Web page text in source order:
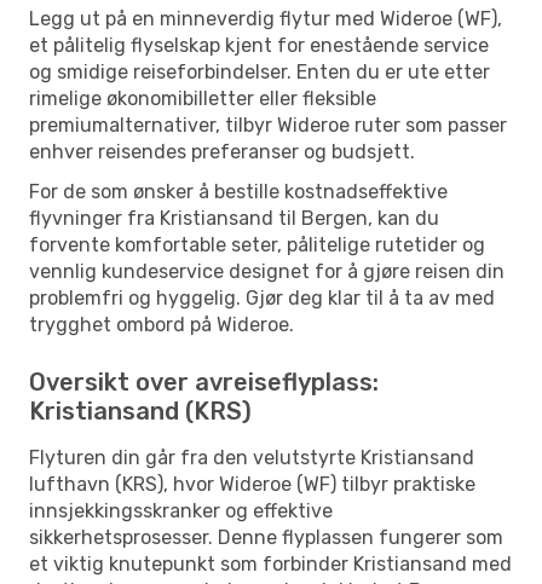
Legg ut på en minneverdig flytur med Wideroe (WF),
et pålitelig flyselskap kjent for enestående service
og smidige reiseforbindelser. Enten du er ute etter
rimelige økonomibilletter eller fleksible
premiumalternativer, tilbyr Wideroe ruter som passer
enhver reisendes preferanser og budsjett.
For de som ønsker å bestille kostnadseffektive
flyvninger fra Kristiansand til Bergen, kan du
forvente komfortable seter, pålitelige rutetider og
vennlig kundeservice designet for å gjøre reisen din
problemfri og hyggelig. Gjør deg klar til å ta av med
trygghet ombord på Wideroe.
Oversikt over avreiseflyplass:
Kristiansand (KRS)
Flyturen din går fra den velutstyrte Kristiansand
lufthavn (KRS), hvor Wideroe (WF) tilbyr praktiske
innsjekkingsskranker og effektive
sikkerhetsprosesser. Denne flyplassen fungerer som
et viktig knutepunkt som forbinder Kristiansand med